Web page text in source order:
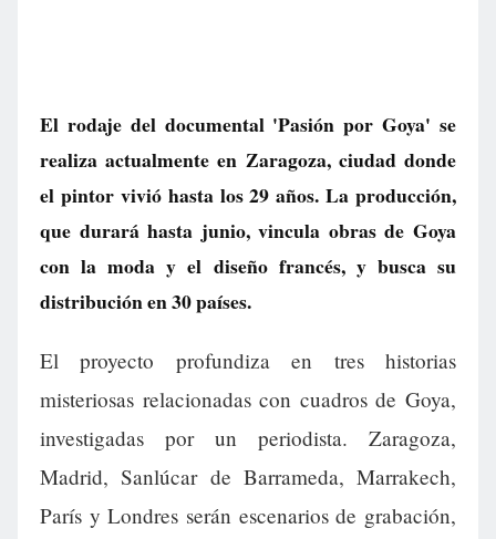
El rodaje del documental 'Pasión por Goya' se
realiza actualmente en Zaragoza, ciudad donde
el pintor vivió hasta los 29 años. La producción,
que durará hasta junio, vincula obras de Goya
con la moda y el diseño francés, y busca su
distribución en 30 países.
El proyecto profundiza en tres historias
misteriosas relacionadas con cuadros de Goya,
investigadas por un periodista. Zaragoza,
Madrid, Sanlúcar de Barrameda, Marrakech,
París y Londres serán escenarios de grabación,